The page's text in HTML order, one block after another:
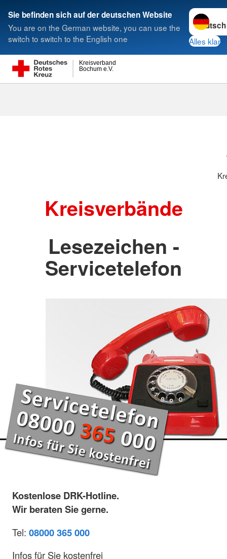
Sie befinden sich auf der deutschen Website
You are on the German website, you can use the
switch to switch to the English one
Sprache
Alles klar
Bochum e.V.
Kreisverband
Suche
Kreisverbände
Lesezeichen -
Servicetelefon
Kostenlose DRK-Hotline.
Wir beraten Sie gerne.
Tel: 08000 365 000
Infos für Sie kostenfrei